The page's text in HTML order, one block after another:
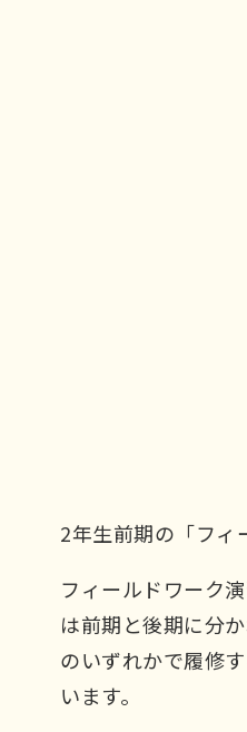
2年生前期の「フィ
フィールドワーク
は前期と後期に分
のいずれかで履修
います。